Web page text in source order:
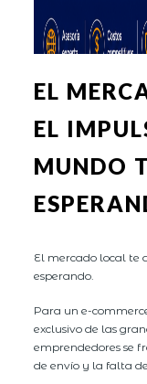
EL
EL
MUNDO
El mercado local te
esperando.
Para un e-
exclusivo de las
emprendedores se
de envío y la falta